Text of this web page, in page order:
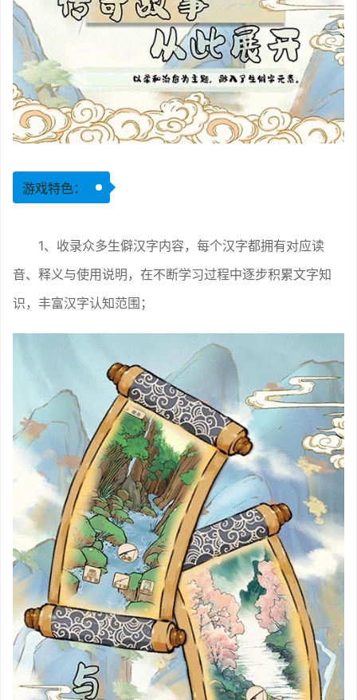
游戏特色：
1、收录众多生僻汉字内容，每个汉字都拥有对应读
音、释义与使用说明，在不断学习过程中逐步积累文字知
识，丰富汉字认知范围；